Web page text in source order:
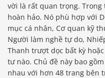
vời là rất quan trọng.
hoàn hảo. Nó phù hợp với
mục cá nhân, Cơ quan kỹ
Người làm nghề tự do,
Thanh trượt dọc bất kỳ
tư nào. Chủ đề này bao
nhau với hơn 48 trang bên